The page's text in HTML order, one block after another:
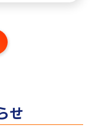
せ